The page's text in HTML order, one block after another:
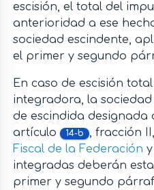
escisión, el total del
anterioridad a ese
sociedad escindente,
el primer y segundo
En caso de escisión
integradora, la
de escindida designada
artículo
14-b , fracción
Fiscal de la Federación
integradas deberán
primer y segundo